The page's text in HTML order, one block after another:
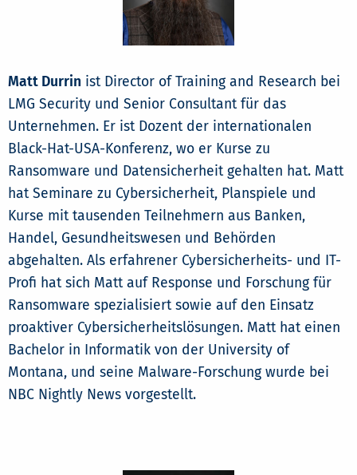
Matt Durrin ist Director of Training and Research bei
LMG Security und Senior Consultant für das
Unternehmen. Er ist Dozent der internationalen
Black-Hat-USA-Konferenz, wo er Kurse zu
Ransomware und Datensicherheit gehalten hat. Matt
hat Seminare zu Cybersicherheit, Planspiele und
Kurse mit tausenden Teilnehmern aus Banken,
Handel, Gesundheitswesen und Behörden
abgehalten. Als erfahrener Cybersicherheits- und IT-
Profi hat sich Matt auf Response und Forschung für
Ransomware spezialisiert sowie auf den Einsatz
proaktiver Cybersicherheitslösungen. Matt hat einen
Bachelor in Informatik von der University of
Montana, und seine Malware-Forschung wurde bei
NBC Nightly News vorgestellt.